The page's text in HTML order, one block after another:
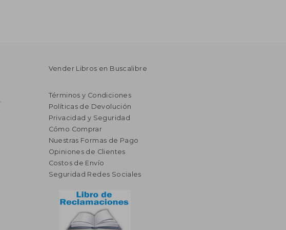
Vender Libros en Buscalibre
Términos y Condiciones
Políticas de Devolución
Privacidad y Seguridad
Cómo Comprar
Nuestras Formas de Pago
Opiniones de Clientes
Costos de Envío
Seguridad Redes Sociales